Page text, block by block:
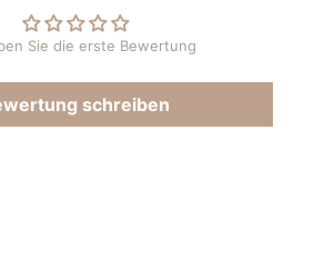
Sie die erste Bewertung
schreiben